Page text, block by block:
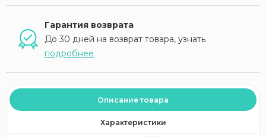
Гарантия возврата
До 30 дней на возврат товара, узнать
подробнее
Описание товара
Характеристики